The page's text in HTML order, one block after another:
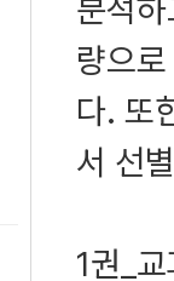
분석
량으
다. 또
서 선
1권_